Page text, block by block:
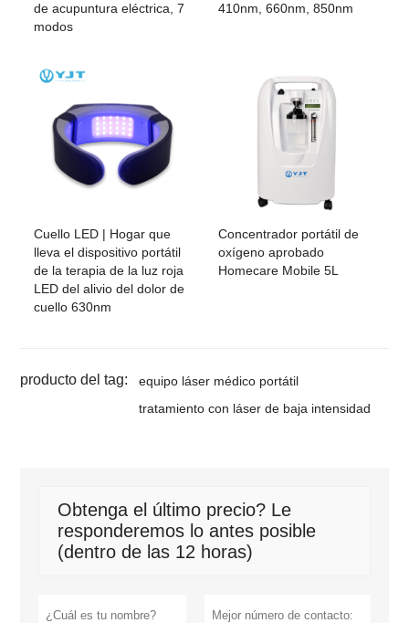
de acupuntura eléctrica, 7
modos
410nm, 660nm, 850nm
Cuello LED | Hogar que
lleva el dispositivo portátil
de la terapia de la luz roja
LED del alivio del dolor de
cuello 630nm
Concentrador portátil de
oxígeno aprobado
Homecare Mobile 5L
producto del tag:
equipo láser médico portátil
tratamiento con láser de baja intensidad
Obtenga el último precio? Le
responderemos lo antes posible
(dentro de las 12 horas)